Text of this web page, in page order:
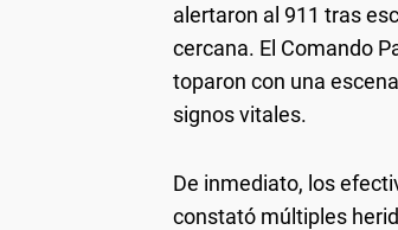
alertaron al 911 tras
cercana. El Comando
toparon con una
signos vitales.
De inmediato, los
constató múltiples